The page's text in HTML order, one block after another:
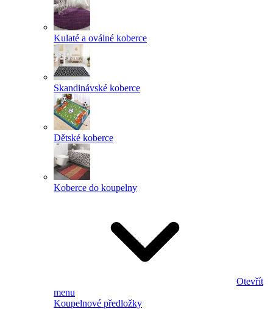
Kulaté a oválné koberce
Skandinávské koberce
Dětské koberce
Koberce do koupelny
Otevřít
menu
Koupelnové předložky